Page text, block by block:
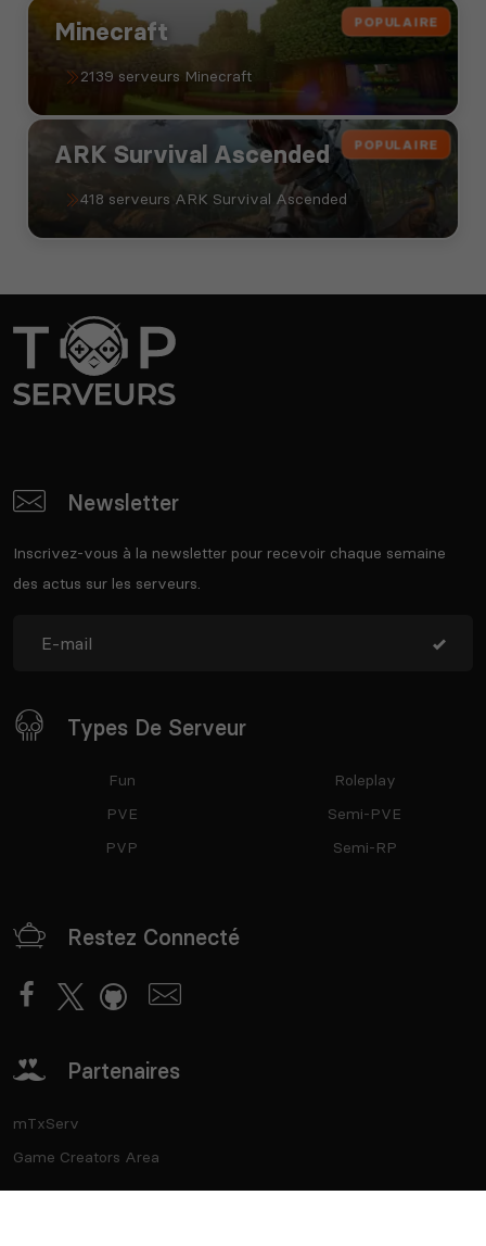
POPULAIRE
Minecraft
2139 serveurs Minecraft
POPULAIRE
ARK Survival Ascended
418 serveurs ARK Survival Ascended
Newsletter
Inscrivez-vous à la newsletter pour recevoir chaque semaine
des actus sur les serveurs.
Types De Serveur
Fun
PVE
PVP
Roleplay
Semi-PVE
Semi-RP
Restez Connecté
Partenaires
mTxServ
Game Creators Area